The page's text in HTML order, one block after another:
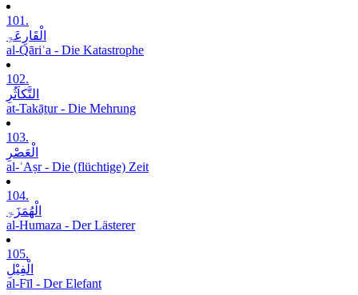
101.
الْقَارِعَۃِ
al-Qāriʿa - Die Katastrophe
102.
التَّکاَثُرِ
at-Takāṯur - Die Mehrung
103.
الْعَصْرِ
al-ʿAṣr - Die (flüchtige) Zeit
104.
الْھُمَزَۃِ
al-Humaza - Der Lästerer
105.
الْفِیْلِ
al-Fīl - Der Elefant